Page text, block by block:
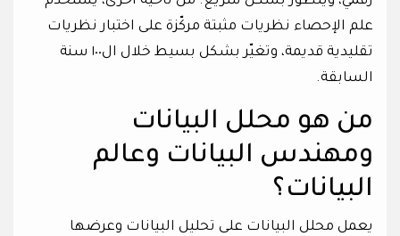
علم الإحصاء نظريات مثبتة مركّزة على اختبار نظريات
تقليدية قديمة، وتغيّر بشكل بسيط خلال ال١٠٠ سنة
السابقة.
من هو محلل البيانات
ومهندس البيانات وعالم
البيانات؟
يعمل محلل البيانات على تحليل البيانات وعرضها